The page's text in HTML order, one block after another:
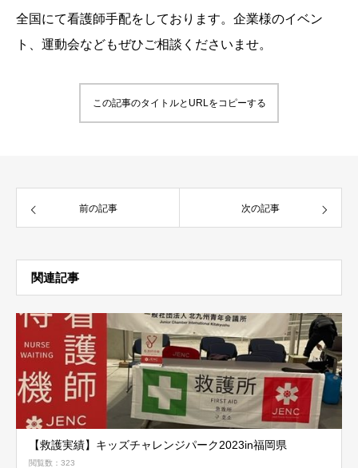
全国にて看護師手配をしております。企業様のイベン
ト、運動会などもぜひご相談くださいませ。
この記事のタイトルとURLをコピーする
前の記事 次の記事
関連記事
【救護実績】キッズチャレンジパーク2023in福岡県
閲覧数：323